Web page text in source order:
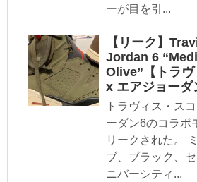
ーが目を引...
【リーク】
Jordan 6
Olive”【トラヴ
x エアジョーダ
トラヴィス・ス
ーダン6のコラボ
リークされた。
ブ、ブラック、
ニバーシティ...